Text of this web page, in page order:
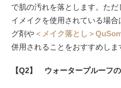
で肌の汚れを落とします。た
イメイクを使用されている場
グ剤や ＜メイク落とし＞
併用されることをおすすめしま
【Q2】 ウォータープルーフ